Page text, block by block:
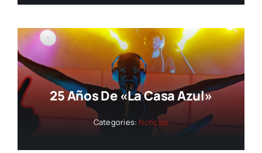
25 Años De «La Casa Azul»
Categories: Noticias